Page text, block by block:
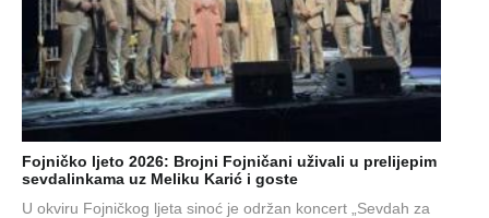
Fojničko ljeto 2026: Brojni Fojničani uživali u prelijepim
sevdalinkama uz Meliku Karić i goste
U okviru Fojničkog ljeta sinoć je održan koncert „Sevdah za